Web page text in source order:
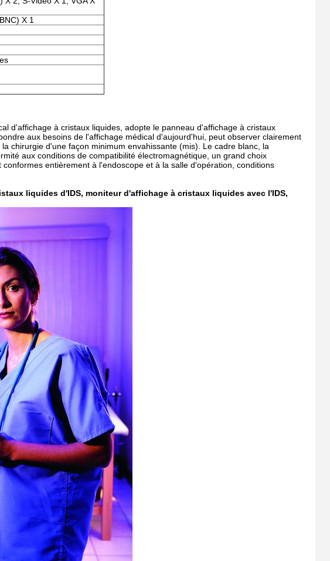
X 1
d'affichage à cristaux liquides, adopte le panneau d'affichage à cristaux
aux besoins de l'affichage médical d'aujourd'hui, peut observer clairement
chirurgie d'une façon minimum envahissante (mis). Le cadre blanc, la
aux conditions de compatibilité électromagnétique, un grand choix
entièrement à l'endoscope et à la salle d'opération, conditions
liquides d'IDS, moniteur d'affichage à cristaux liquides avec l'IDS,